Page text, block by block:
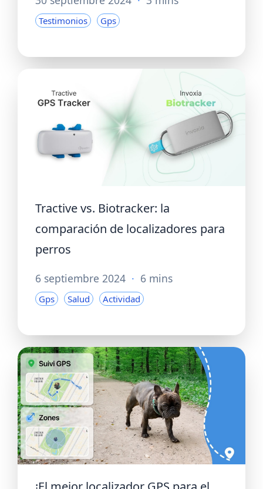
Testimonios Gps
Tractive vs. Biotracker: la
comparación de localizadores para
perros
6 septiembre 2024 · 6 mins
Gps Salud Actividad